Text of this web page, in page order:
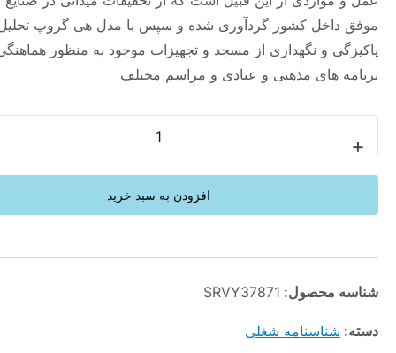
کشور گردآوری شده و سپس با مدل هی گروپ تحلیل شده اند.
و نگهداری از مسجد و تجهیزات موجود به منظور هماهنگی و اجرای
مذهبی و عبادی و مراسم مختلف
افزودن به سبد خرید
محصول:SRVY37871
شغلی